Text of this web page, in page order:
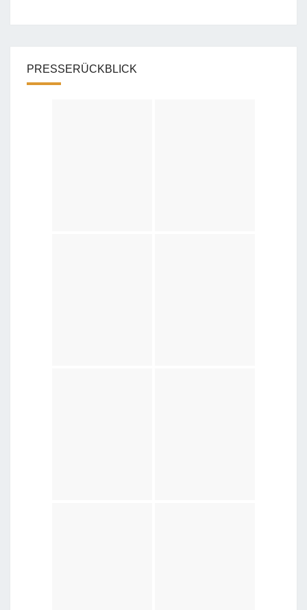
PRESSERÜCKBLICK